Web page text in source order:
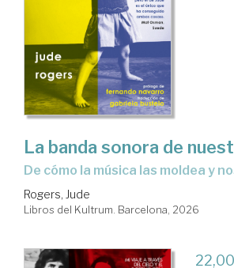
La banda sonora de
De cómo la música las moldea y
Rogers, Jude
Libros del Kultrum. Barcelona, 2026